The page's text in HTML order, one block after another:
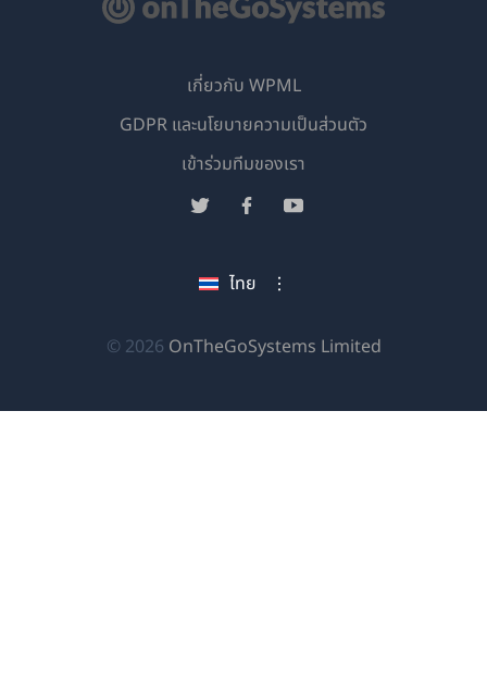
© 2026 OnTheGoSystems Limited(เปิด
หน้าต่าง
ไทย
เกี่ยวกับ WPML
GDPR และนโยบายความเป็นส่วนตัว
เข้าร่วมทีมของเรา
(เปิด
ใหม่)
(เปิด
ใหม่)
(เปิด